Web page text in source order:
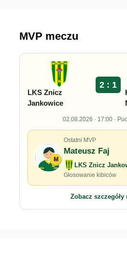
MVP meczu
LKS Znicz
Jankowice
2 : 1
02.08.2026 · 17:00 ·
M
Ostatni MVP
Mateusz Faj
LKS Znicz
Głosowanie kibiców
Zobacz szczegóły